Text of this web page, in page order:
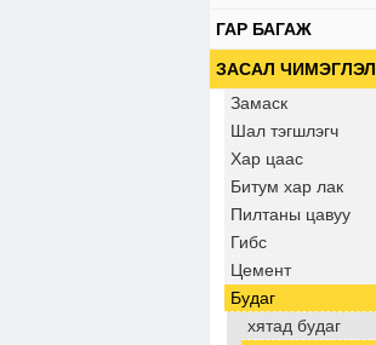
ГАР БАГАЖ
ЗАСАЛ ЧИМЭГЛЭЛ
Замаск
Шал тэгшлэгч
Хар цаас
Битум хар лак
Пилтаны цавуу
Гибс
Цемент
Будаг
хятад будаг